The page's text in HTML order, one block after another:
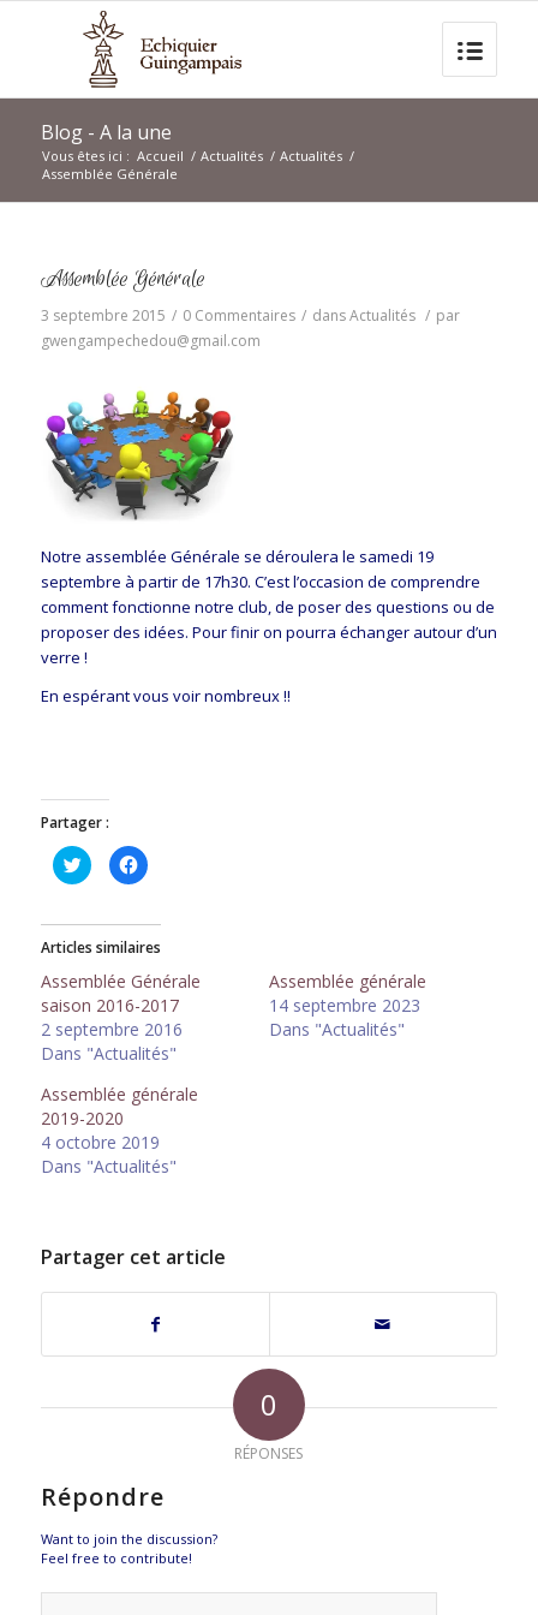
Blog - A la une
Vous êtes ici : Accueil / Actualités / Actualités /
Assemblée Générale
Assemblée Générale
3 septembre 2015 / 0 Commentaires / dansActualités / par
gwengampechedou@gmail.com
Notre assemblée Générale se déroulera le samedi 19
septembre à partir de 17h30. C’est l’occasion de comprendre
comment fonctionne notre club, de poser des questions ou de
proposer des idées. Pour finir on pourra échanger autour d’un
verre !
En espérant vous voir nombreux !!
Partager :
Cliquez
pour
partager
une
fenêtre)
Cliquez
pour
une
fenêtre)
Articles similaires
Assemblée Générale
saison 2016-2017
2 septembre 2016
Dans "Actualités"
Assemblée générale
14 septembre 2023
Dans "Actualités"
Assemblée générale
2019-2020
4 octobre 2019
Dans "Actualités"
Partager cet article
0
RÉPONSES
Répondre
Want to join the discussion?
Feel free to contribute!